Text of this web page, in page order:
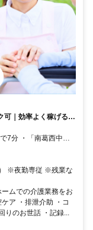
可｜効率よく稼げる好
※夜勤専従 ※残業な
ムでの介護業務をお
ア ・排泄介助 ・コ
のお世話 ・記録...